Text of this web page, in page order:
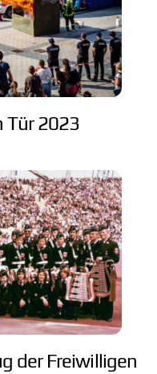
Tür 2023
der Freiwilligen